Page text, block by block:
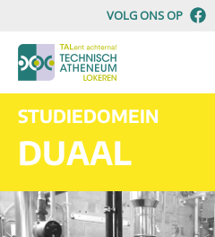
VOLG ONS OP
STUDIEDOMEIN
DUAAL